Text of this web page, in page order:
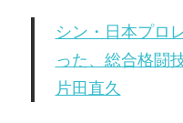
シン・日本プロ
った、総合格闘
片田直久